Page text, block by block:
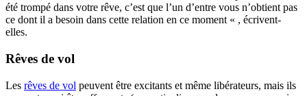
été trompé dans votre rêve, c’est que l’un d’entre vous n’obtient pas
ce dont il a besoin dans cette relation en ce moment « , écrivent-
elles.
Rêves de vol
Les rêves de vol peuvent être excitants et même libérateurs, mais ils